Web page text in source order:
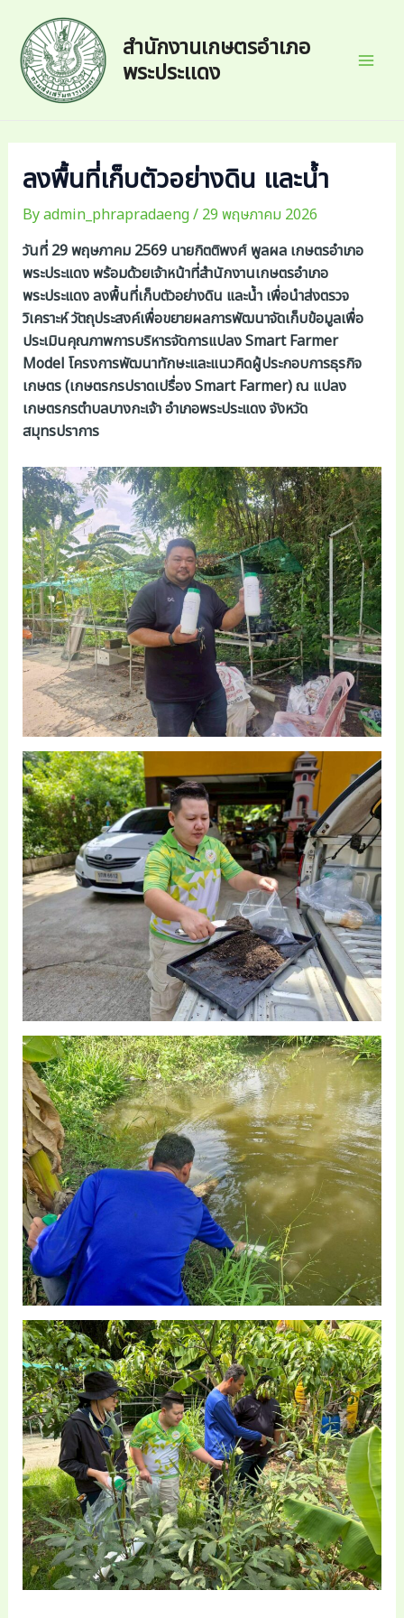
content
สำนักงานเกษตรอำเภอ
พระประแดง
ลงพื้นที่เก็บตัวอย่างดิน และน้ำ
Byadmin_phrapradaeng/ 29 พฤษภาคม 2026
วันที่ 29 พฤษภาคม 2569 นายกิตติพงศ์ พูลผล เกษตรอำเภอ
พระประแดง พร้อมด้วยเจ้าหน้าที่สำนักงานเกษตรอำเภอ
พระประแดง ลงพื้นที่เก็บตัวอย่างดิน และน้ำ เพื่อนำส่งตรวจ
วิเคราะห์ วัตถุประสงค์เพื่อขยายผลการพัฒนาจัดเก็บข้อมูลเพื่อ
ประเมินคุณภาพการบริหารจัดการแปลง Smart Farmer
Model โครงการพัฒนาทักษะและแนวคิดผู้ประกอบการธุรกิจ
เกษตร (เกษตรกรปราดเปรื่อง Smart Farmer) ณ แปลง
เกษตรกรตำบลบางกะเจ้า อำเภอพระประแดง จังหวัด
สมุทรปราการ